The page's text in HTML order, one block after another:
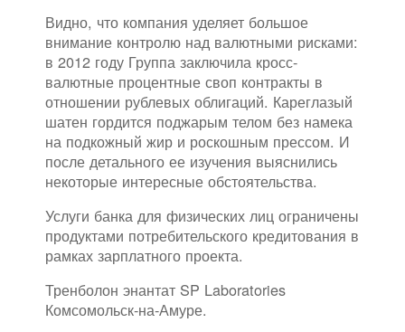
Видно, что компания уделяет большое
внимание контролю над валютными рисками:
в 2012 году Группа заключила кросс-
валютные процентные своп контракты в
отношении рублевых облигаций. Кареглазый
шатен гордится поджарым телом без намека
на подкожный жир и роскошным прессом. И
после детального ее изучения выяснились
некоторые интересные обстоятельства.
Услуги банка для физических лиц ограничены
продуктами потребительского кредитования в
рамках зарплатного проекта.
Тренболон энантат SP Laboratories
Комсомольск-на-Амуре.